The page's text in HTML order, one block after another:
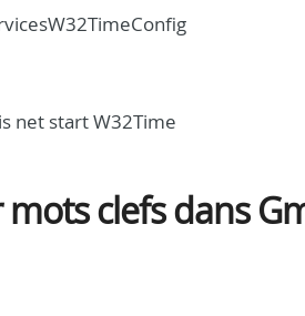
net start W32Time
clefs dans